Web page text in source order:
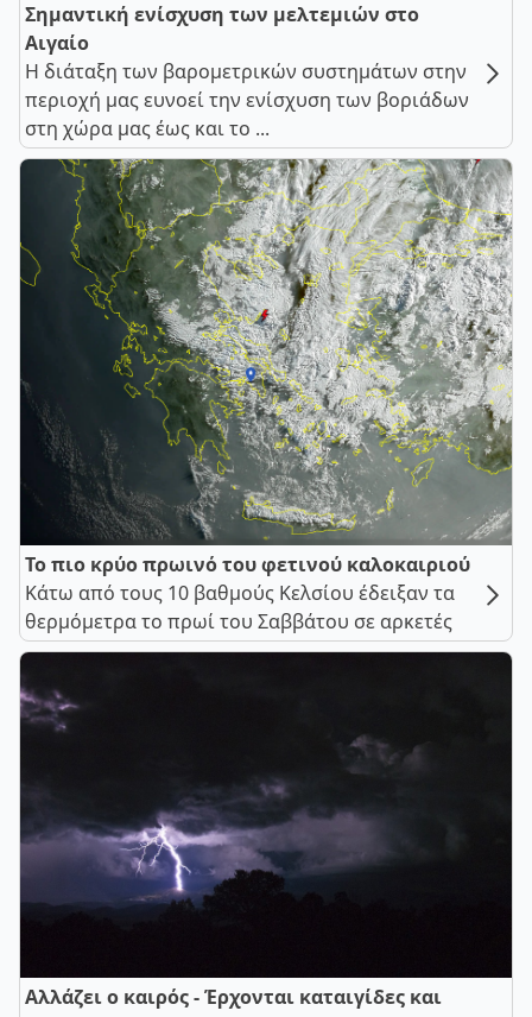
Σημαντική ενίσχυση των μελτεμιών στο
Αιγαίο
Η διάταξη των βαρομετρικών συστημάτων στην
περιοχή μας ευνοεί την ενίσχυση των βοριάδων
στη χώρα μας έως και το ...
Το πιο κρύο πρωινό του φετινού καλοκαιριού
Κάτω από τους 10 βαθμούς Κελσίου έδειξαν τα
θερμόμετρα το πρωί του Σαββάτου σε αρκετές
Αλλάζει ο καιρός - Έρχονται καταιγίδες και